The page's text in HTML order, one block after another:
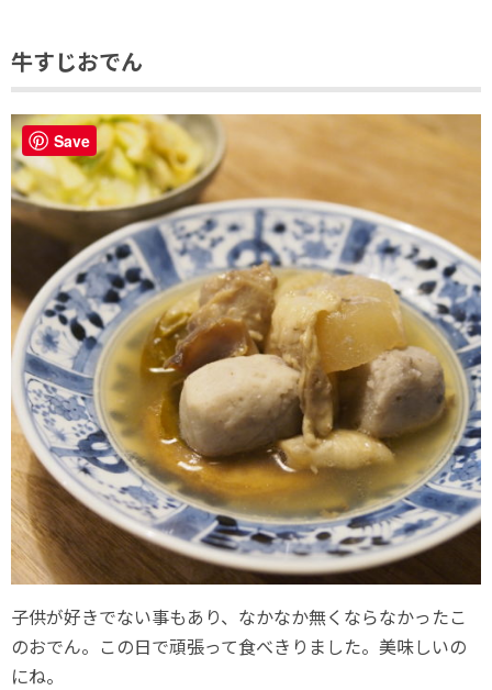
牛すじおでん
子供が好きでない事もあり、なかなか無くならなかったこ
のおでん。この日で頑張って食べきりました。美味しいの
にね。
Save